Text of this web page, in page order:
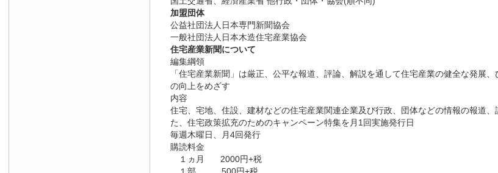
加盟団体
公益社団法人日本専門新聞協会
一般社団法人日本木造住宅産業協会
住宅産業新聞について
編集綱領
「住宅産業新聞」は厳正、公平な報道、評論、解説を通して住宅産業の健全な発展
の向上をめざす
内容
住宅、宅地、住設、建材などの住宅産業関連企業及び行政、団体などの情報の報道、
た、住宅政策拡充のためのキャンペーン特集を月1回実施発行日
毎週木曜日、月4回発行
購読料金
１ヵ月 2000円+税
１部 500円+税